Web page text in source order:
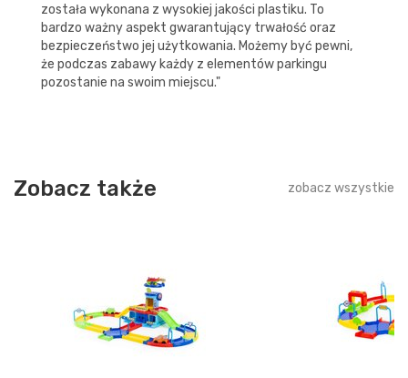
została wykonana z wysokiej jakości plastiku. To
bardzo ważny aspekt gwarantujący trwałość oraz
bezpieczeństwo jej użytkowania. Możemy być pewni,
że podczas zabawy każdy z elementów parkingu
pozostanie na swoim miejscu."
Zobacz także zobacz wszystkie